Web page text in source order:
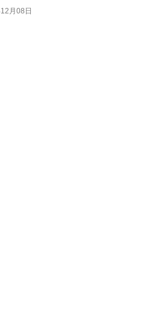
月08日